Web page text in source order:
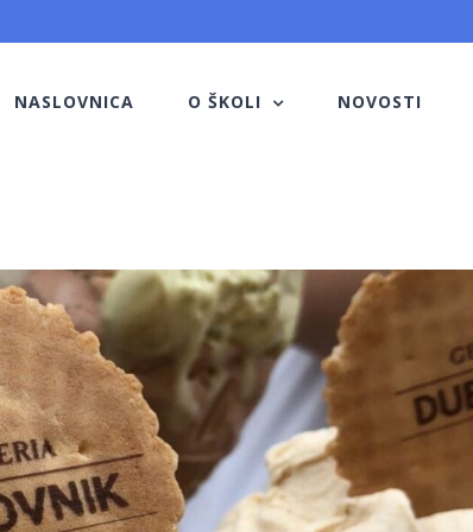
NASLOVNICA O ŠKOLI NOVOSTI